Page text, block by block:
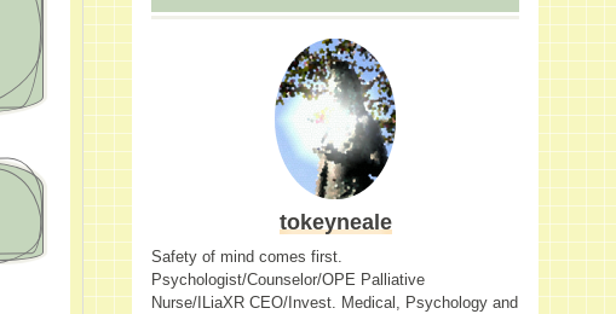
tokeyneale
Safety of mind comes first.
Psychologist/Counselor/OPE Palliative
Nurse/ILiaXR CEO/Invest. Medical, Psychology and